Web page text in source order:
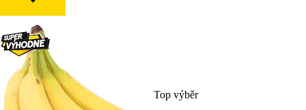
Top výběr